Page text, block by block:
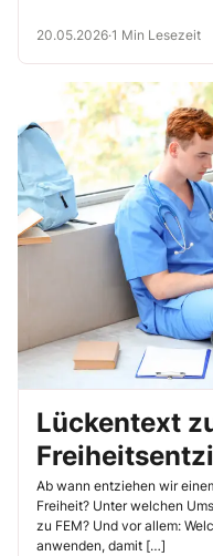
20.05.2026·1 Min Lesezeit
Lückentext
aus?
Ab wann entziehen wir
Freiheit? Unter welchen
zu FEM? Und vor allem:
anwenden, damit […]